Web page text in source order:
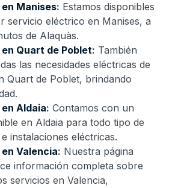
Manises: Estamos disponibles
servicio eléctrico en Manises, a
de Alaquàs.
Quart de Poblet: También
las necesidades eléctricas de
Quart de Poblet, brindando
Aldaia: Contamos con un
en Aldaia para todo tipo de
instalaciones eléctricas.
Valencia: Nuestra página
información completa sobre
servicios en Valencia,